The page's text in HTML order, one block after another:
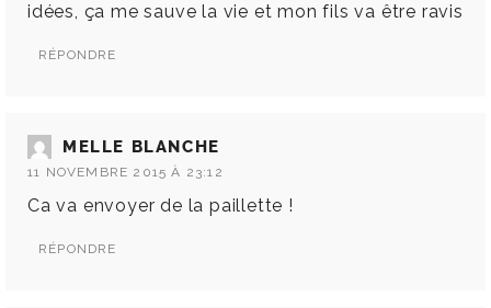
idées, ça me sauve la vie et mon fils va être ravis
RÉPONDRE
MELLE BLANCHE
11 NOVEMBRE 2015 À 23:12
Ca va envoyer de la paillette !
RÉPONDRE